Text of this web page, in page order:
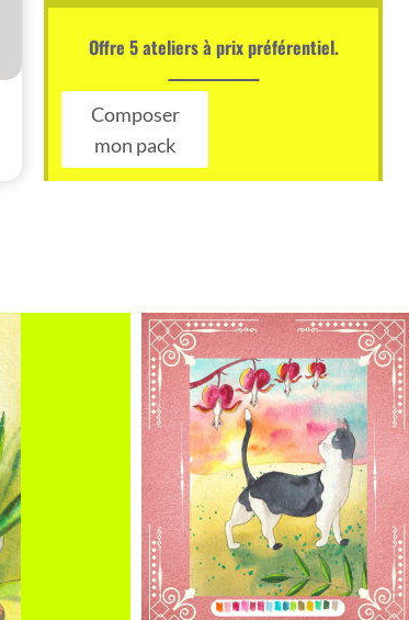
Offre 5 ateliers à prix préférentiel.
Composer
mon pack